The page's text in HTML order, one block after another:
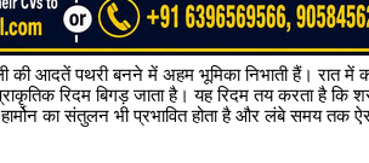
आदतें पथरी बनने में अहम भूमिका निभाती हैं। रात में
रिदम बिगड़ जाता है। यह रिदम तय करता है कि
का संतुलन भी प्रभावित होता है और लंबे समय तक